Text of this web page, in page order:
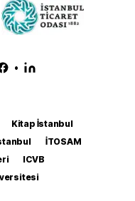
•
Kitap İstanbul
İTOSAM
ICVB